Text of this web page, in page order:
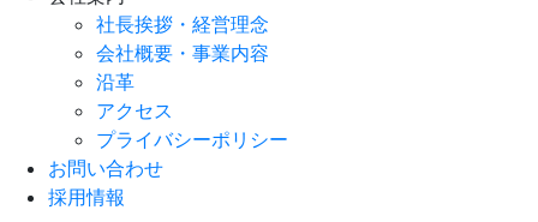
社長挨拶・経営理念
会社概要・事業内容
沿革
アクセス
プライバシーポリシー
お問い合わせ
採用情報